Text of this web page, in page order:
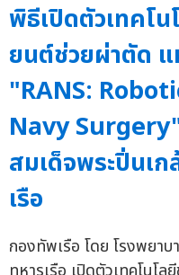
พิธีเปิดตัวเทคโ
ยนต์ช่วยผ่าตัด
"RANS:
Navy
สมเด็จพระปิ่นเ
เรือ
กองทัพเรือ โดย โรงพยา